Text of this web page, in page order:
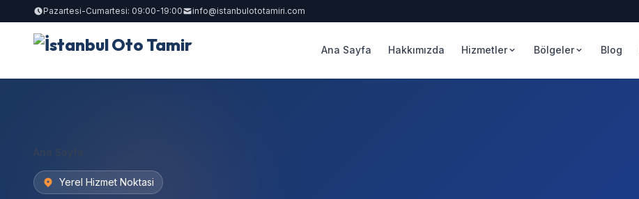
Pazartesi-Cumartesi: 09:00-19:00 info@istanbulototamiri.com
Ana Sayfa Hakkımızda Hizmetler Bölgeler Blog
Ana Sayfa
Yerel Hizmet Noktasi